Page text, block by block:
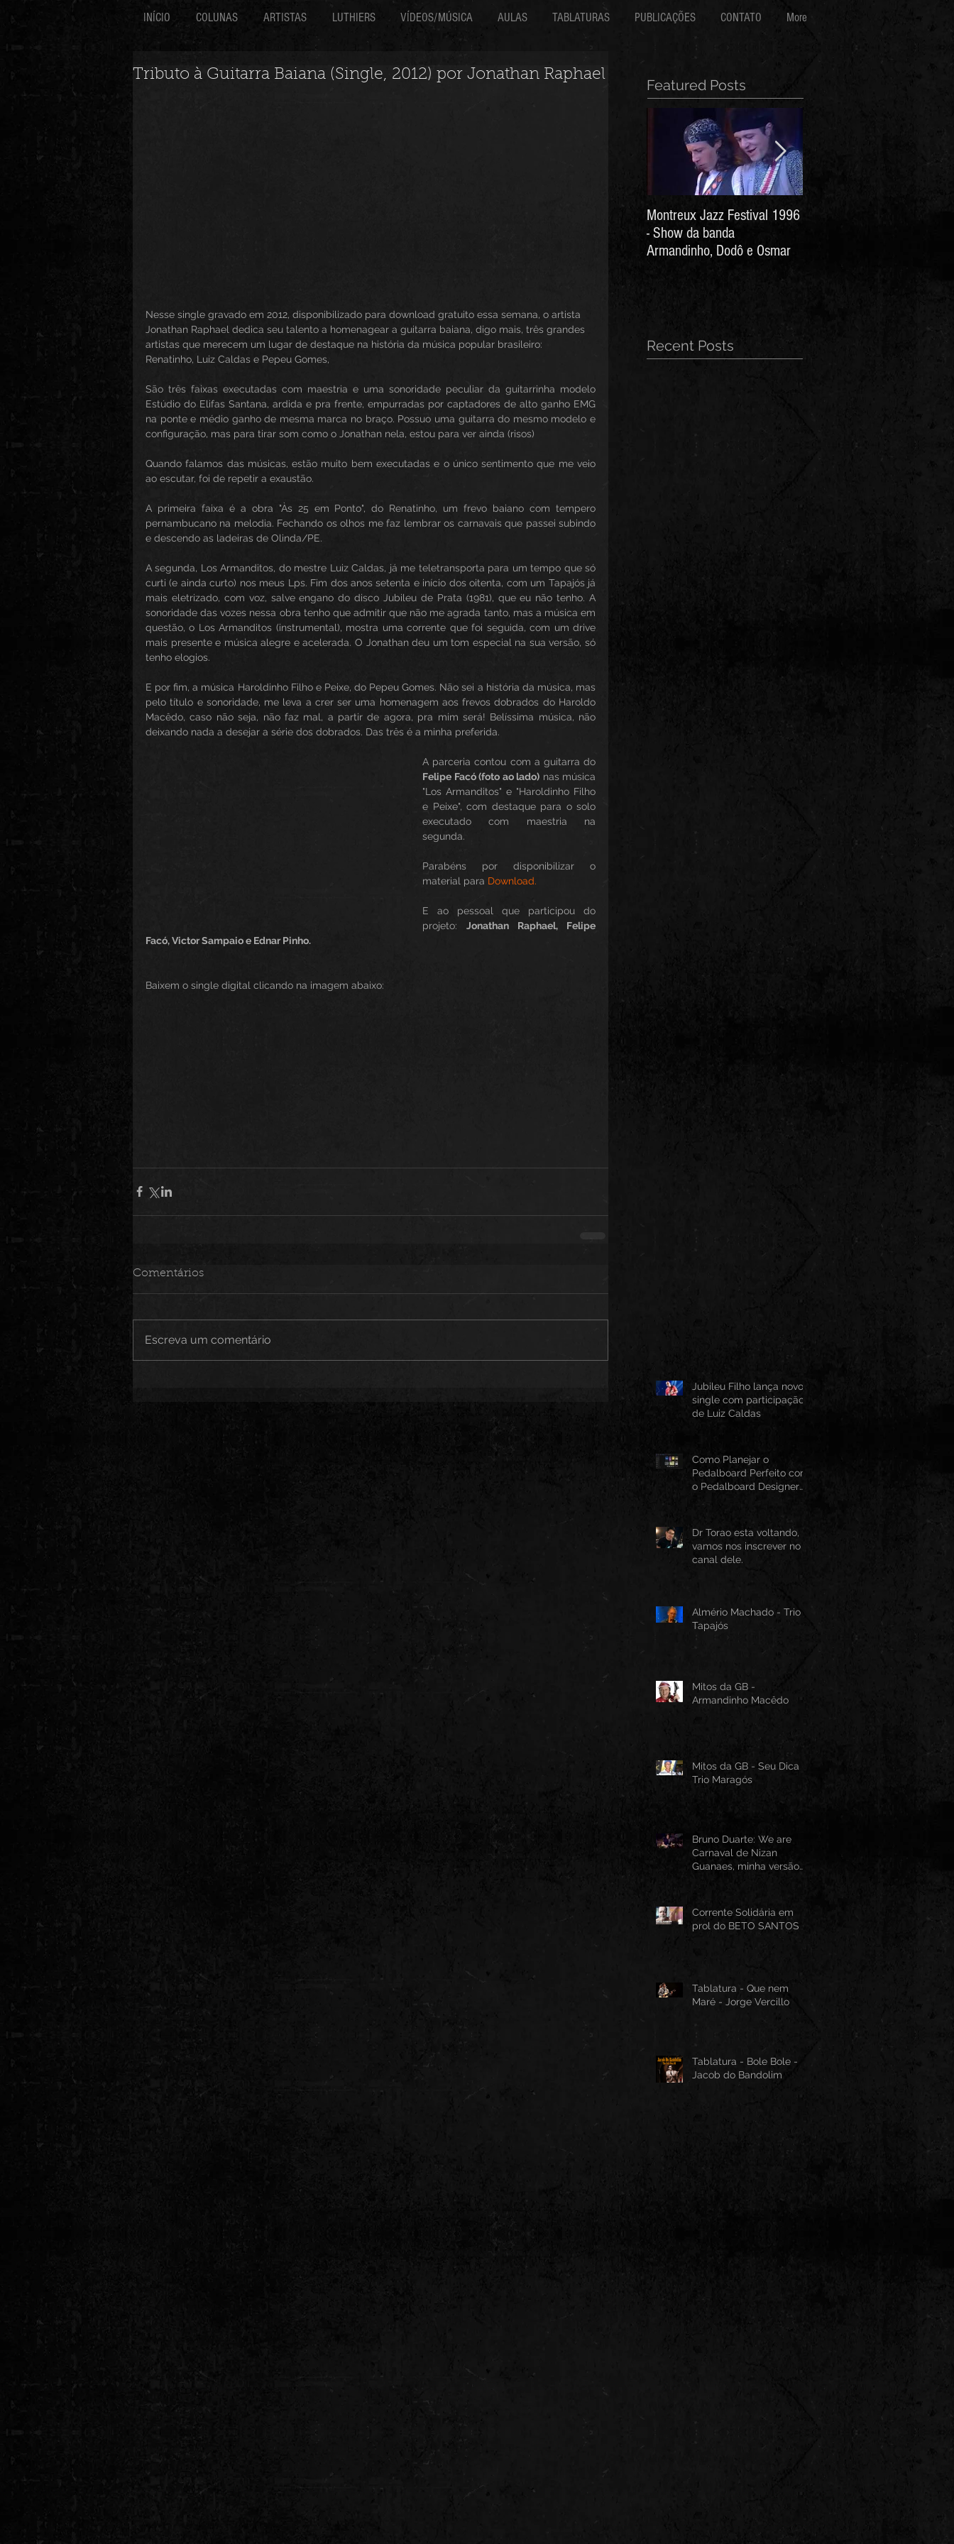
INÍCIO COLUNAS ARTISTAS LUTHIERS VÍDEOS/MÚSICA AULAS TABLATURAS PUBLICAÇÕES CONTATO More
Tributo à Guitarra Baiana (Single, 2012) por Jonathan Raphael
Nesse single gravado em 2012, disponibilizado para download gratuito essa semana, o artista
Jonathan Raphael dedica seu talento a homenagear a guitarra baiana, digo mais, três grandes
artistas que merecem um lugar de destaque na história da música popular brasileiro:
Renatinho, Luiz Caldas e Pepeu Gomes,
São três faixas executadas com maestria e uma sonoridade peculiar da guitarrinha modelo
Estúdio do Elifas Santana, ardida e pra frente, empurradas por captadores de alto ganho EMG
na ponte e médio ganho de mesma marca no braço. Possuo uma guitarra do mesmo modelo e
configuração, mas para tirar som como o Jonathan nela, estou para ver ainda (risos)
Quando falamos das músicas, estão muito bem executadas e o único sentimento que me veio
ao escutar, foi de repetir a exaustão.
A primeira faixa é a obra "Às 25 em Ponto", do Renatinho, um frevo baiano com tempero
pernambucano na melodia. Fechando os olhos me faz lembrar os carnavais que passei subindo
e descendo as ladeiras de Olinda/PE.
A segunda, Los Armanditos, do mestre Luiz Caldas, já me teletransporta para um tempo que só
curti (e ainda curto) nos meus Lps. Fim dos anos setenta e início dos oitenta, com um Tapajós já
mais eletrizado, com voz, salve engano do disco Jubileu de Prata (1981), que eu não tenho. A
sonoridade das vozes nessa obra tenho que admitir que não me agrada tanto, mas a música em
questão, o Los Armanditos (instrumental), mostra uma corrente que foi seguida, com um drive
mais presente e música alegre e acelerada. O Jonathan deu um tom especial na sua versão, só
tenho elogios.
E por fim, a música Haroldinho Filho e Peixe, do Pepeu Gomes. Não sei a história da música, mas
pelo título e sonoridade, me leva a crer ser uma homenagem aos frevos dobrados do Haroldo
Macêdo, caso não seja, não faz mal, a partir de agora, pra mim será! Belíssima música, não
deixando nada a desejar a série dos dobrados. Das três é a minha preferida.
Felipe Facó (foto ao lado) nas música
"Los Armanditos" e "Haroldinho Filho
e Peixe", com destaque para o solo
executado com maestria na
segunda.
Parabéns por disponibilizar o
material para Download.
E ao pessoal que participou do
projeto: Jonathan Raphael, Felipe
Facó, Victor Sampaio e Ednar Pinho.
Baixem o single digital clicando na imagem abaixo:
Comentários
Escreva um comentário
Featured Posts
Montreux Jazz Festival 1996
- Show da banda
Armandinho, Dodô e Osmar
Recent Posts
Jubileu Filho lança novo
single com participação
de Luiz Caldas
Como Planejar o
Pedalboard Perfeito com
o Pedalboard Designer
Dr Torao esta voltando,
vamos nos inscrever no
canal dele.
Almério Machado - Trio
Tapajós
Mitos da GB -
Armandinho Macêdo
Mitos da GB - Seu Dica -
Trio Maragós
Bruno Duarte: We are
Carnaval de Nizan
Guanaes, minha versão
Corrente Solidária em
prol do BETO SANTOS
Tablatura - Que nem
Maré - Jorge Vercillo
Tablatura - Bole Bole -
Jacob do Bandolim